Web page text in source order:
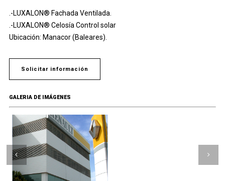
.-LUXALON® Fachada Ventilada.
.-LUXALON® Celosía Control solar
Ubicación: Manacor (Baleares).
Solicitar información
GALERIA DE IMÁGENES